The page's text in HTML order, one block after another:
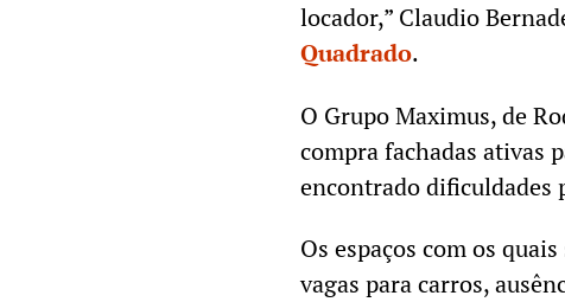
locador,” Claudio
Quadrado.
O Grupo Maximus, de
compra fachadas ativas
encontrado dificuldades
Os espaços com os
vagas para carros,